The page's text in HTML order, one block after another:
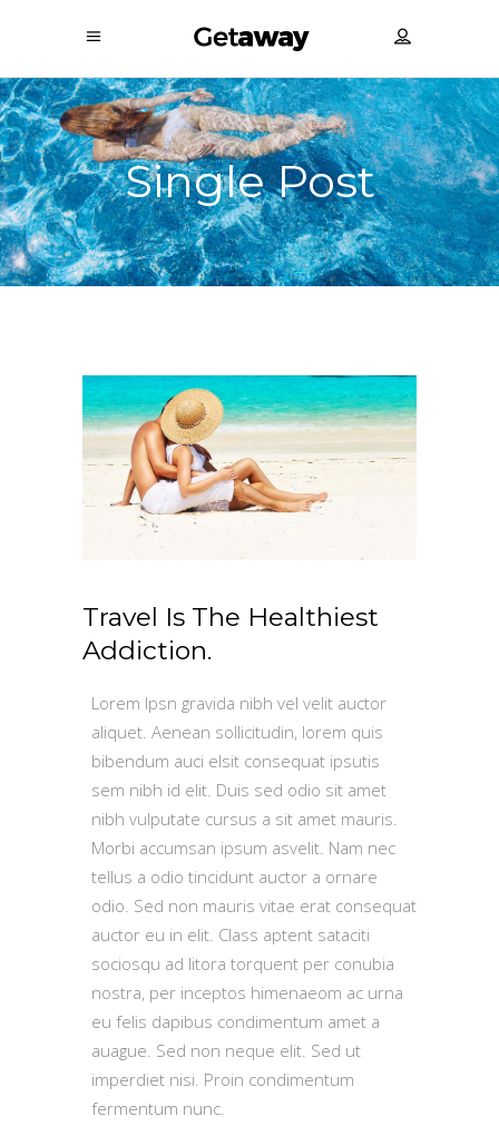
Single Post
Travel Is The Healthiest
Addiction.
Lorem Ipsn gravida nibh vel velit auctor
aliquet. Aenean sollicitudin, lorem quis
bibendum auci elsit consequat ipsutis
sem nibh id elit. Duis sed odio sit amet
nibh vulputate cursus a sit amet mauris.
Morbi accumsan ipsum asvelit. Nam nec
tellus a odio tincidunt auctor a ornare
odio. Sed non mauris vitae erat consequat
auctor eu in elit. Class aptent sataciti
sociosqu ad litora torquent per conubia
nostra, per inceptos himenaeom ac urna
eu felis dapibus condimentum amet a
auague. Sed non neque elit. Sed ut
imperdiet nisi. Proin condimentum
fermentum nunc.